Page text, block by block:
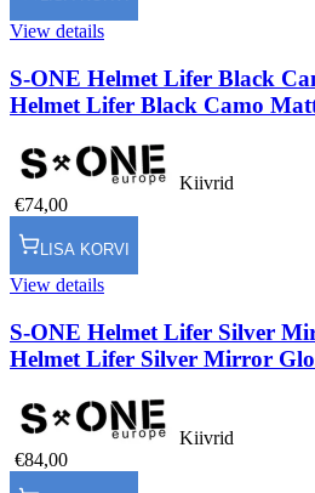
View details
S-ONE Helmet Lifer Black
Helmet Lifer Black Camo
Kiivrid
€74,00
LISA KORVI
View details
S-ONE Helmet Lifer Silver
Helmet Lifer Silver Mirror
Kiivrid
€84,00